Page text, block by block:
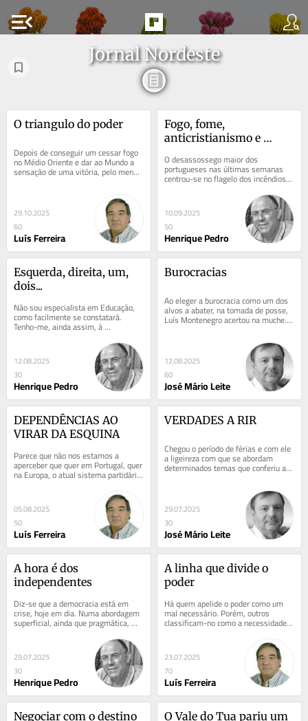
menu_open
Jornal Nordeste
O triangulo do poder
Depois de conseguir um cessar fogo
no Médio Oriente e dar ao Mundo a
sensação de uma vitória, pelo menos
temporária, entre Israel e o Hamas,...
29.10.2025
60
Luís Ferreira
Fogo, fome,
anticristianismo e
O desassossego maior dos
portugueses nas últimas semanas
centrou-se no flagelo dos incêndios
florestais, a que os órgãos de
10.09.2025
50
Henrique Pedro
Esquerda, direita, um,
dois...
Não sou especialista em Educação,
como facilmente se constatará.
Tenho-me, ainda assim, à
semelhança de muitos meus
12.08.2025
30
Henrique Pedro
Burocracias
Ao eleger a burocracia como um dos
alvos a abater, na tomada de posse,
Luís Montenegro acertou na muche.
O exagero burocrático do nosso país,
12.08.2025
60
José Mário Leite
DEPENDÊNCIAS AO
VIRAR DA ESQUINA
Parece que não nos estamos a
aperceber que quer em Portugal, quer
na Europa, o atual sistema partidário
está a colidir fortemente com o
05.08.2025
50
Luís Ferreira
VERDADES A RIR
Chegou o período de férias e com ele
a ligeireza com que se abordam
determinados temas que conferiu a
este período a conhecida catalogação
29.07.2025
30
José Mário Leite
A hora é dos
independentes
Diz-se que a democracia está em
crise, hoje em dia. Numa abordagem
superficial, ainda que pragmática,
sem grandes preocupações
29.07.2025
30
Henrique Pedro
A linha que divide o
poder
Há quem apelide o poder como um
mal necessário. Porém, outros
classificam-no como a necessidade
23.07.2025
70
Luís Ferreira
Negociar com o destino
O Vale do Tua pariu um